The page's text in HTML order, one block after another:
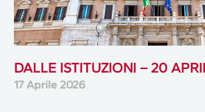
DALLE ISTITUZIONI – 20
17 Aprile 2026